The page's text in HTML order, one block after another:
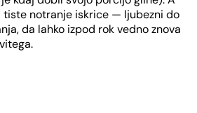
tiste notranje iskrice — ljubezni do
da lahko izpod rok vedno znova